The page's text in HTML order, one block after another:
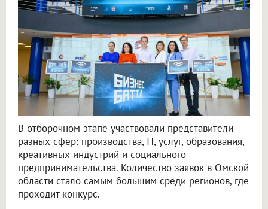
В отборочном этапе участвовали представители
разных сфер: производства, IT, услуг, образования,
креативных индустрий и социального
предпринимательства. Количество заявок в Омской
области стало самым большим среди регионов, где
проходит конкурс.